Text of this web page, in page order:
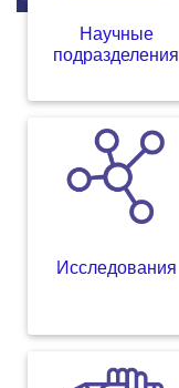
Научные
подразделения
Исследования